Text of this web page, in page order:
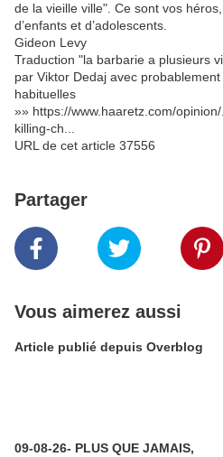
de la vieille ville". Ce sont vos
d’enfants et d’adolescents.
Gideon Levy
Traduction "la barbarie a plusieurs
par Viktor Dedaj avec
habituelles
»» https://www.haaretz.com/
killing-ch...
URL de cet article 37556
Partager
Vous aimerez aussi
Article publié depuis Overblog
09-08-26- PLUS QUE JAMAIS,